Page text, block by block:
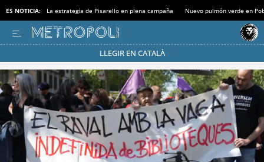
ES NOTICIA: La estrategia de Pisarello en plena campaña Nuevo pulmón verde en
LLEGIR EN CATALÀ
Pásate al MODO AHORRO